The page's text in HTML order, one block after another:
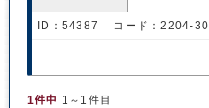
ID：54387 コード：2204-30
1件中 1～1件目